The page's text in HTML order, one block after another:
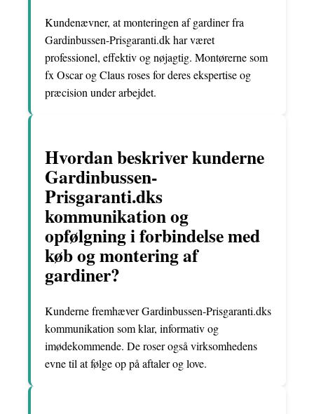
Kundenævner, at monteringen af gardiner fra
Gardinbussen-Prisgaranti.dk har været
professionel, effektiv og nøjagtig. Montørerne som
fx Oscar og Claus roses for deres ekspertise og
præcision under arbejdet.
Hvordan beskriver kunderne
Gardinbussen-
Prisgaranti.dks
kommunikation og
opfølgning i forbindelse med
køb og montering af
gardiner?
Kunderne fremhæver Gardinbussen-Prisgaranti.dks
kommunikation som klar, informativ og
imødekommende. De roser også virksomhedens
evne til at følge op på aftaler og love.